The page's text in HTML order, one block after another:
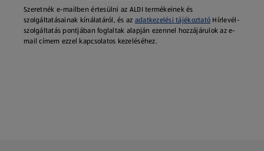
Szeretnék e-mailben értesülni az ALDI termékeinek és
szolgáltatásainak kínálatáról, és az adatkezelési tájékoztató Hírlevél-
szolgáltatás pontjában foglaltak alapján ezennel hozzájárulok az e-
mail címem ezzel kapcsolatos kezeléséhez.